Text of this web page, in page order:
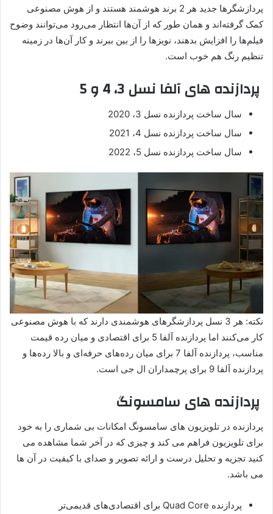
پردازشگرها جدید هر 2 برند هوشمند هستند و از هوش مصنوعی
کمک گرفته‌اند و همان طور که از آن‌ها انتظار می‌رود می‌توانند وضوح
فیلم‌ها را افزایش بدهند، نویزها را از بین ببرند و کار آن‌ها در زمینه
تنظیم رنگ هم خوب است.
پردازنده های آلفا نسل 3، 4 و 5
سال ساخت پردازنده نسل 3، 2020
سال ساخت پردازنده نسل 4، 2021
سال ساخت پردازنده نسل 5، 2022
نکته: هر 3 نسل پردازشگرهای هوشمندی دارند که با هوش مصنوعی
کار می‌کنند اما پردازنده آلفا 5 برای اقتصادی و میان رده قیمت
مناسب، پردازنده آلفا 7 برای میان رده‌های حرفه‌ای و بالا رده‌ها و
پردازنده آلفا 9 برای پرچمداران ال جی است.
پردازنده های سامسونگ
پردازنده در تلویزیون های سامسونگ امکانات بی شماری را به خود
برای تلویزیون فراهم می کند و چیزی که در آخر شما مشاهده می
کنید تجزیه و تحلیل درست و ارائه تصویر و صدای با کیفیت در آن ها
می باشد.
پردازنده Quad Core برای اقتصادی‌های قدیمی‌تر